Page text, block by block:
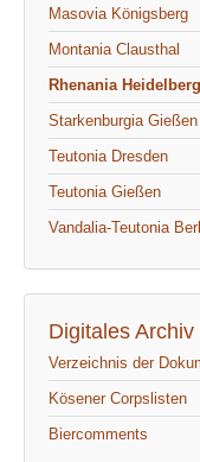
Masovia Königsberg
Montania Clausthal
Rhenania Heidelberg
Starkenburgia Gießen
Teutonia Dresden
Teutonia Gießen
Vandalia-Teutonia
Digitales Archiv
Verzeichnis der
Kösener Corpslisten
Biercomments